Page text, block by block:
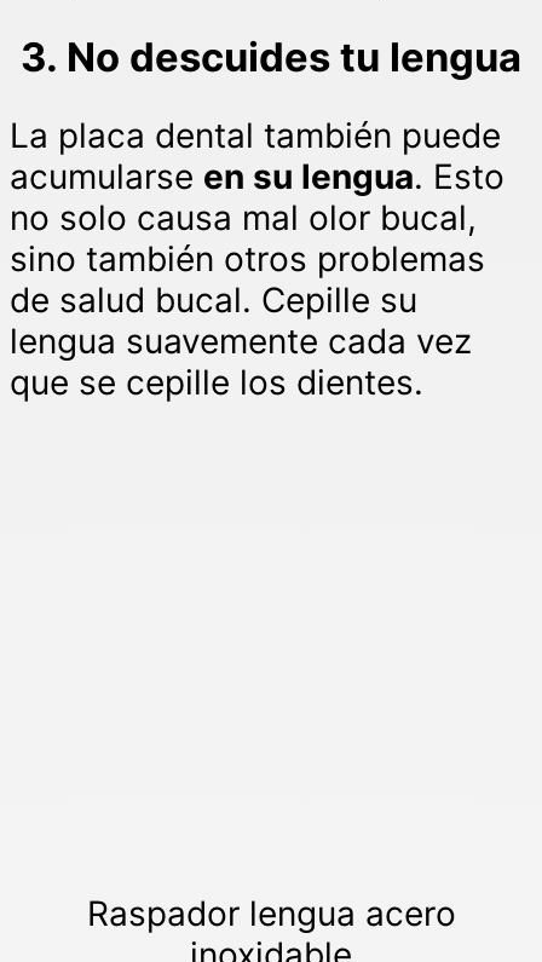
3. No descuides tu lengua
La placa dental también puede
acumularse en su lengua. Esto
no solo causa mal olor bucal,
sino también otros problemas
de salud bucal. Cepille su
lengua suavemente cada vez
que se cepille los dientes.
Raspador lengua acero